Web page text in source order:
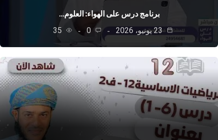
برنامج درس على الهواء: العلوم…
0
35